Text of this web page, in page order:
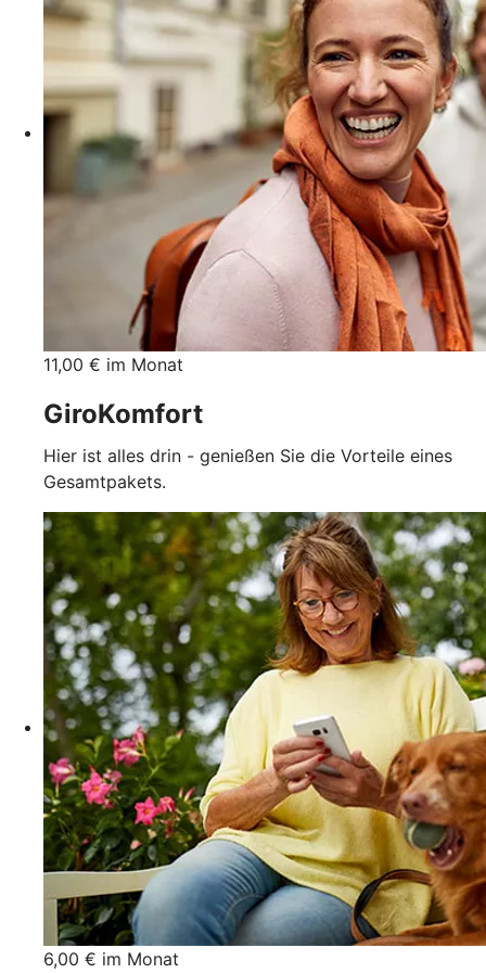
11,00 € im Monat
GiroKomfort
Hier ist alles drin - genießen Sie die Vorteile eines
Gesamtpakets.
6,00 € im Monat